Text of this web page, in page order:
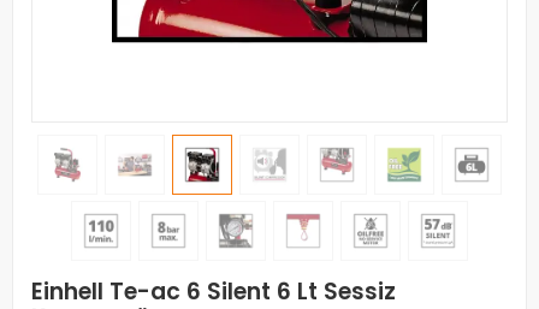
Einhell Te-ac 6 Silent 6 Lt Sessiz